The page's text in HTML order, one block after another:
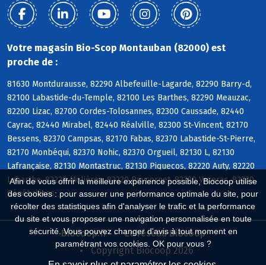
Afin de vous offrir la meilleure expérience possible, Biocoop utilise
des cookies : pour assurer une performance optimale du site, pour
récolter des statistiques afin d'analyser le trafic et la performance
du site et vous proposer une navigation personnalisée en toute
sécurité. Vous pouvez changer d'avis à tout moment en
paramétrant vos cookies. OK pour vous ?
Votre magasin Bio-Scop Montauban (82000) est
proche de :
81630 Montdurausse, 82290 Albefeuille-Lagarde, 82290 Barry-d,
82100 Labastide-du-Temple, 82100 Les Barthes, 82290 Meauzac,
82200 Lizac, 82700 Cordes-Tolosannes, 82300 Caussade, 82440
Cayrac, 82440 Mirabel, 82440 Réalville, 82300 St-Vincent, 82170
Bessens, 82370 Campsas, 82170 Fabas, 82370 Labastide-St-Pierre,
82170 Monbéqui, 82370 Nohic, 82370 Orgueil, 82130 L, 82130
Lafrançaise, 82130 Montastruc, 82130 Piquecos, 82220 Auty, 82220
Labarthe, 82220 Molières, 82220 Puycornet, 82220 Vazerac, 82230
Génébrières
Biocoop.fr
Le réseau Biocoop
Copyright Biocoop 2026